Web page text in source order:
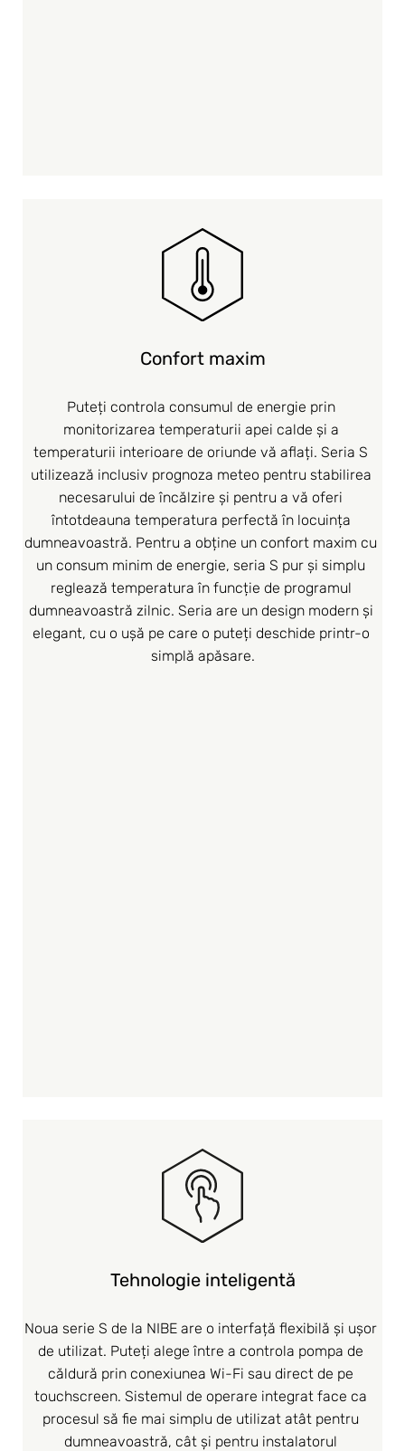
Confort maxim
Puteți controla consumul de energie prin
monitorizarea temperaturii apei calde și a
temperaturii interioare de oriunde vă aflați. Seria S
utilizează inclusiv prognoza meteo pentru stabilirea
necesarului de încălzire și pentru a vă oferi
întotdeauna temperatura perfectă în locuința
dumneavoastră. Pentru a obține un confort maxim cu
un consum minim de energie, seria S pur și simplu
reglează temperatura în funcție de programul
dumneavoastră zilnic. Seria are un design modern și
elegant, cu o ușă pe care o puteți deschide printr-o
simplă apăsare.
Tehnologie inteligentă
Noua serie S de la NIBE are o interfață flexibilă și ușor
de utilizat. Puteți alege între a controla pompa de
căldură prin conexiunea Wi-Fi sau direct de pe
touchscreen. Sistemul de operare integrat face ca
procesul să fie mai simplu de utilizat atât pentru
dumneavoastră, cât și pentru instalatorul